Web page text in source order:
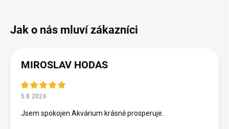
MIROSLAV HODAS
5.8.2026
Jsem spokojen Akvárium krásně prosperuje.